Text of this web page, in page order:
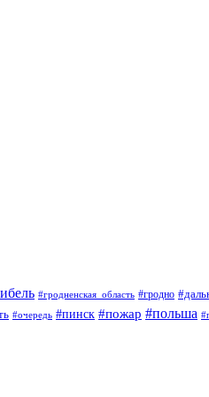
#гродненская_область #гродно
#очередь #пинск #пожар #польша